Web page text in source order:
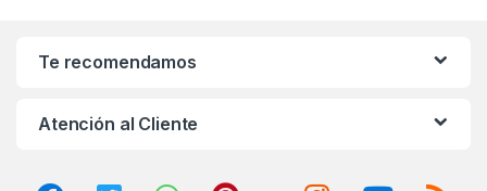
Te recomendamos
Atención al Cliente